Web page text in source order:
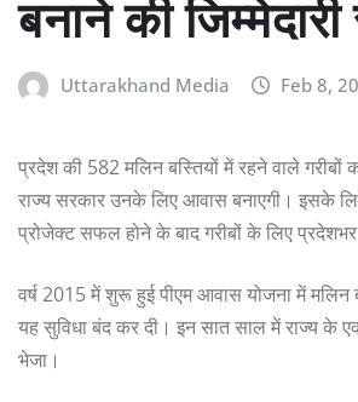
बनाने की
Uttarakhand Media Feb 8,
प्रदेश की 582 मलिन बस्तियों में रहने वाले
राज्य सरकार उनके लिए आवास बनाएगी। इसके
प्रोजेक्ट सफल होने के बाद गरीबों के लिए
वर्ष 2015 में शुरू हुई पीएम आवास योजना में मलिन
यह सुविधा बंद कर दी। इन सात साल में राज्य के
भेजा।